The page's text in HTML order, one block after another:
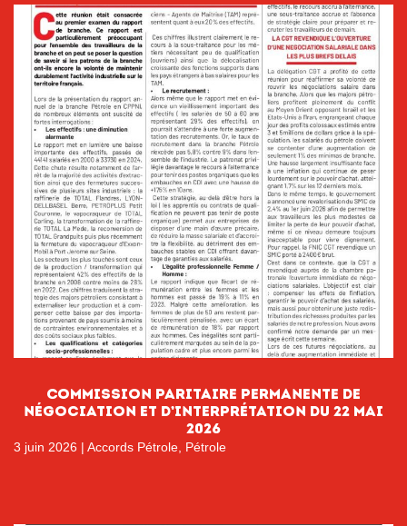
Commission paritaire permanente de
négociation et d’interprétation du 22 mai
2026
3 juin 2026 | Accords Pétrole, Pétrole